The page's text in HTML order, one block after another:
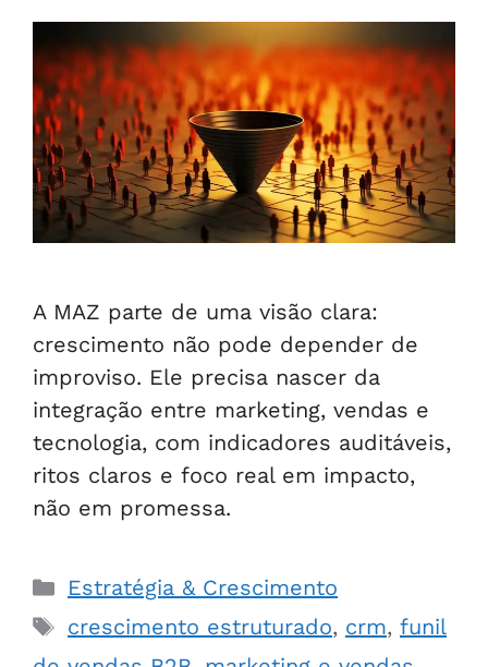
A MAZ parte de uma visão clara:
crescimento não pode depender de
improviso. Ele precisa nascer da
integração entre marketing, vendas e
tecnologia, com indicadores auditáveis,
ritos claros e foco real em impacto,
não em promessa.
Estratégia & Crescimento
crescimento estruturado, crm, funil